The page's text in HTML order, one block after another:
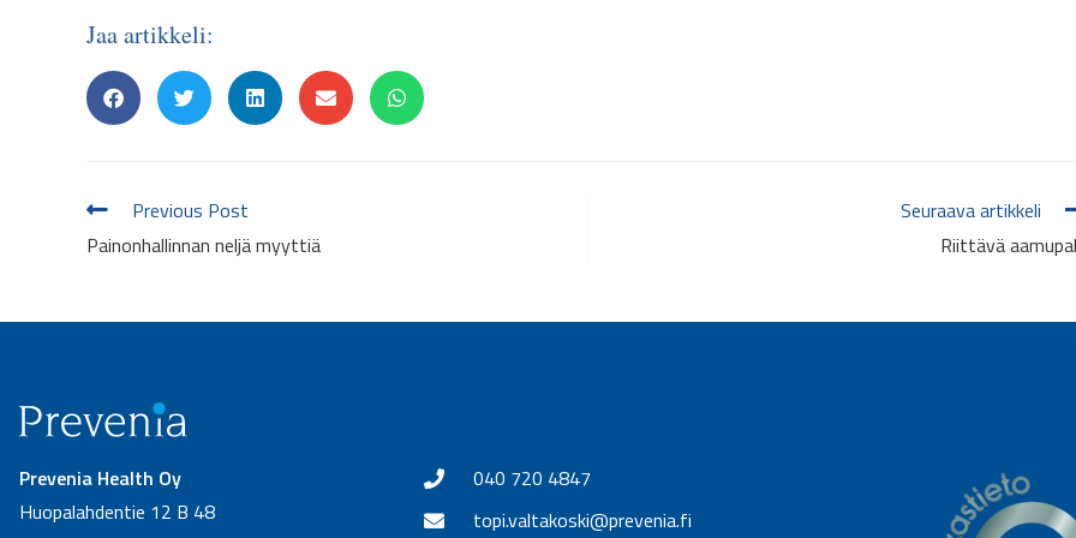
Jaa artikkeli:
Previous Post
Painonhallinnan neljä myyttiä
Seuraava artikkeli
Riittävä
Prevenia Health Oy
Huopalahdentie 12 B 48
040 720 4847
topi.valtakoski@prevenia.fi